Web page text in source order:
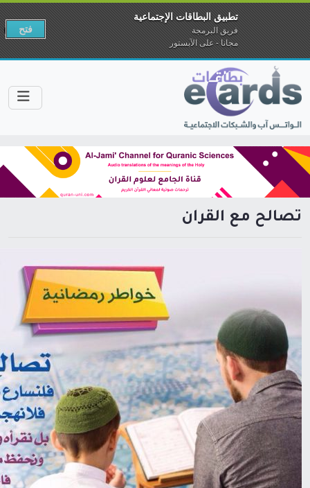
تصالح مع القرآن
تطبيق البطاقات الإجتماعية
فريق البرمجة
مجانا - على الآبستور
فتح